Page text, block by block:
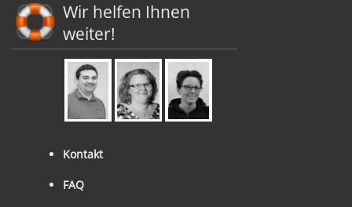
Wir helfen Ihnen
weiter!
Kontakt
FAQ